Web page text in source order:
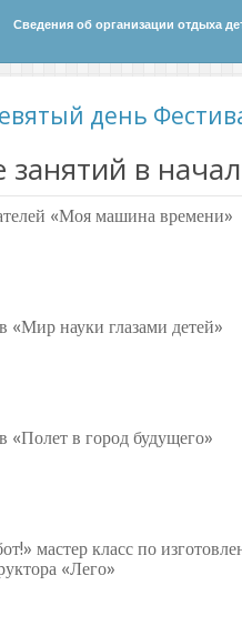
Сведения об организации отдыха
день
занятий в
«Моя машина времени»
«Мир науки глазами детей»
«Полет в город будущего»
мастер класс по
«Лего»